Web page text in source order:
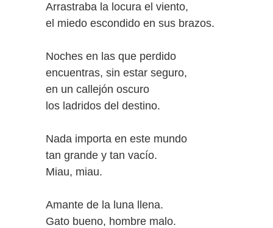
Arrastraba la locura el viento,
el miedo escondido en sus brazos.
Noches en las que perdido
encuentras, sin estar seguro,
en un callejón oscuro
los ladridos del destino.
Nada importa en este mundo
tan grande y tan vacío.
Miau, miau.
Amante de la luna llena.
Gato bueno, hombre malo.